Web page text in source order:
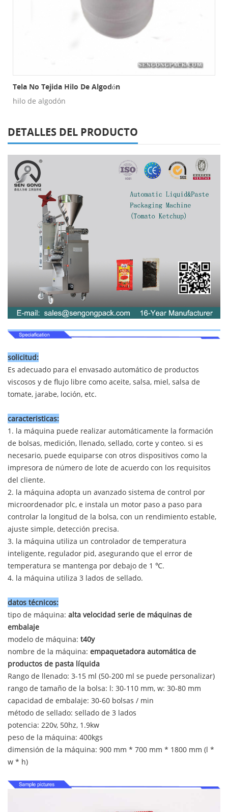
Tela No Tejida Hilo De Algodón
hilo de algodón
DETALLES DEL PRODUCTO
solicitud:
Es adecuado para el envasado automático de productos
viscosos y de flujo libre como aceite, salsa, miel, salsa de
tomate, jarabe, loción, etc.
caracteristicas:
1. la máquina puede realizar automáticamente la formación
de bolsas, medición, llenado, sellado, corte y conteo. si es
necesario, puede equiparse con otros dispositivos como la
impresora de número de lote de acuerdo con los requisitos
del cliente.
2. la máquina adopta un avanzado sistema de control por
microordenador plc, e instala un motor paso a paso para
controlar la longitud de la bolsa, con un rendimiento estable,
ajuste simple, detección precisa.
3. la máquina utiliza un controlador de temperatura
inteligente, regulador pid, asegurando que el error de
temperatura se mantenga por debajo de 1 ℃.
4. la máquina utiliza 3 lados de sellado.
datos técnicos:
tipo de máquina: alta velocidad serie de máquinas de
embalaje
modelo de máquina: t40y
nombre de la máquina: empaquetadora automática de
productos de pasta líquida
Rango de llenado: 3-15 ml (50-200 ml se puede personalizar)
rango de tamaño de la bolsa: l: 30-110 mm, w: 30-80 mm
capacidad de embalaje: 30-60 bolsas / min
método de sellado: sellado de 3 lados
potencia: 220v, 50hz, 1.9kw
peso de la máquina: 400kgs
dimensión de la máquina: 900 mm * 700 mm * 1800 mm (l *
w * h)